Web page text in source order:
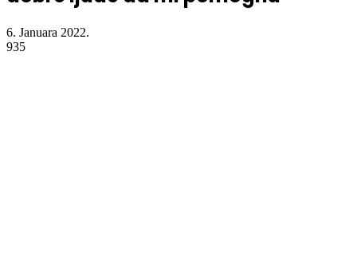
6. Januara 2022.
935